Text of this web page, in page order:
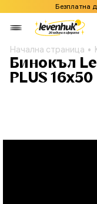
Безплатна
Начална страница
Бинокъл
PLUS 16x50